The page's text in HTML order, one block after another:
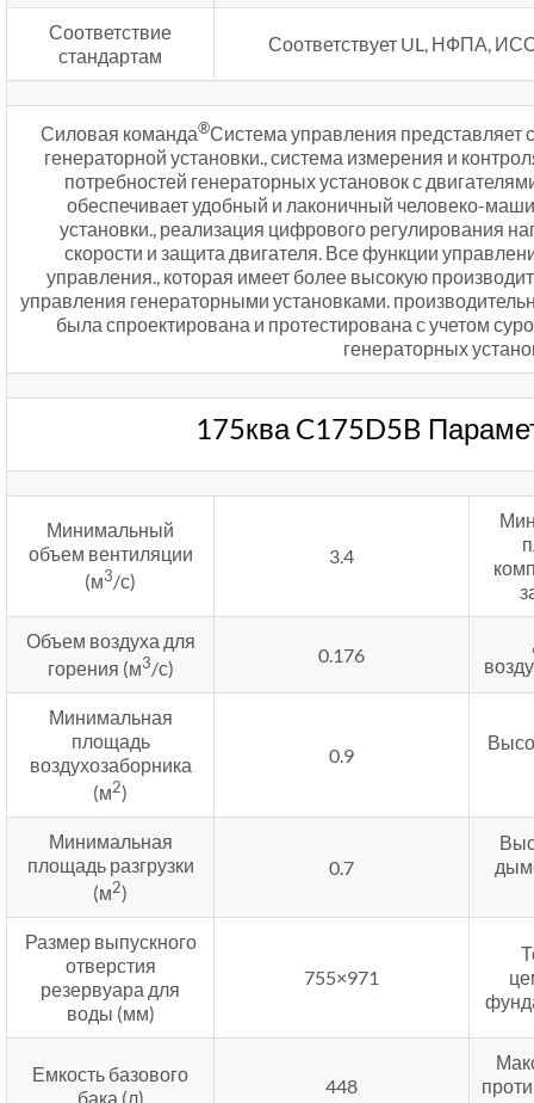
Соответствие
стандартам
Соответствует UL, НФПА,
Силовая команда®Система управления представляет
генераторной установки., система измерения и
потребностей генераторных установок с
обеспечивает удобный и лаконичный человеко-
установки., реализация цифрового регулирования
скорости и защита двигателя. Все функции
управления., которая имеет более высокую
управления генераторными установками.
была спроектирована и протестирована с учетом
генераторных
175ква C175D5B
Минимальный
объем вентиляции
(м3/с)
3.4
Объем воздуха для
горения (м3/с)
0.176
Минимальная
площадь
воздухозаборника
(м2)
0.9
Минимальная
площадь разгрузки
(м2)
0.7
Размер выпускного
отверстия
резервуара для
воды (мм)
755×971
Емкость базового
бака (л)
448